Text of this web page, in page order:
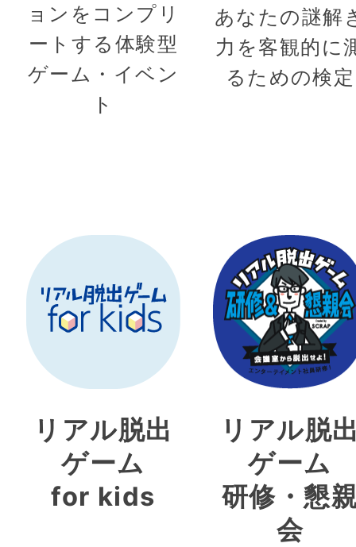
ョンをコンプリ
ートする体験型
ゲーム・イベン
ト
あなたの謎解
力を客観的に
るための検定
リアル脱出
ゲーム
for kids
リアル脱
ゲーム
研修・懇
会